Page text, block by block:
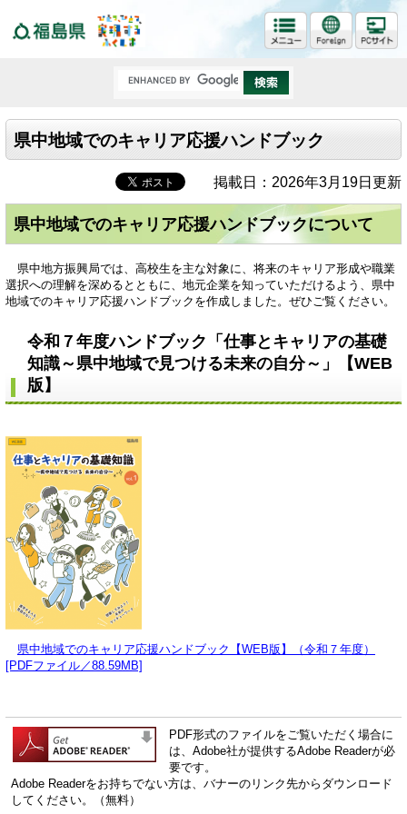
県中地域でのキャリア応援ハンドブック
掲載日：2026年3月19日更新
県中地域でのキャリア応援ハンドブックについて
県中地方振興局では、高校生を主な対象に、将来のキャリア形成や職業
選択への理解を深めるとともに、地元企業を知っていただけるよう、県中
地域でのキャリア応援ハンドブックを作成しました。ぜひご覧ください。
令和７年度ハンドブック「仕事とキャリアの基礎
知識～県中地域で見つける未来の自分～」【WEB
版】
県中地域でのキャリア応援ハンドブック【WEB版】（令和７年度）
[PDFファイル／88.59MB]
PDF形式のファイルをご覧いただく場合に
は、Adobe社が提供するAdobe Readerが必
要です。
Adobe Readerをお持ちでない方は、バナーのリンク先からダウンロード
してください。（無料）